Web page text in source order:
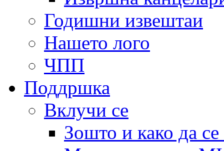
Годишни извештаи
Нашето лого
ЧПП
Поддршка
Вклучи се
Зошто и како да